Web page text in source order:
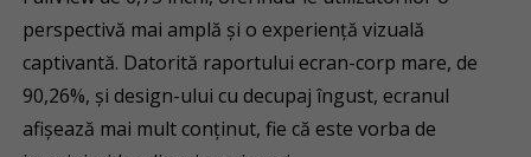
perspectivă mai amplă și o experiență vizuală
captivantă. Datorită raportului ecran-corp mare, de
90,26%, și design-ului cu decupaj îngust, ecranul
afișează mai mult conținut, fie că este vorba de